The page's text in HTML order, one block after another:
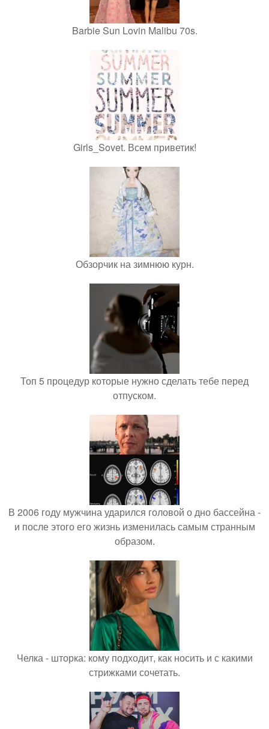
Barbie Sun Lovin Malibu 70s.
Girls_Sovet. Всем приветик!
Обзорчик на зимнюю курн.
Топ 5 процедур которые нужно сделать тебе перед
отпуском.
В 2006 году мужчина ударился головой о дно бассейна -
и после этого его жизнь изменилась самым странным
образом.
Челка - шторка: кому подходит, как носить и с какими
стрижками сочетать.